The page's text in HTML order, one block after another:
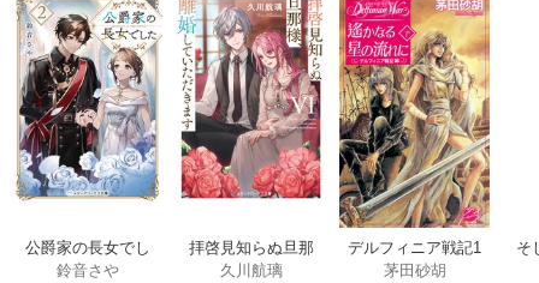
公爵家の長女でし
た
鈴音さや
拝啓見知らぬ旦那
様、離婚していた
久川航璃
デルフィニア戦記1
茅田砂胡
そ